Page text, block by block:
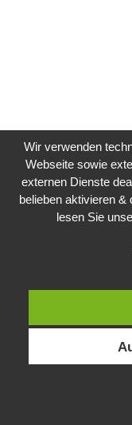
Wir verwenden
Webseite sowie
externen Dienste
belieben aktivieren &
lesen Sie